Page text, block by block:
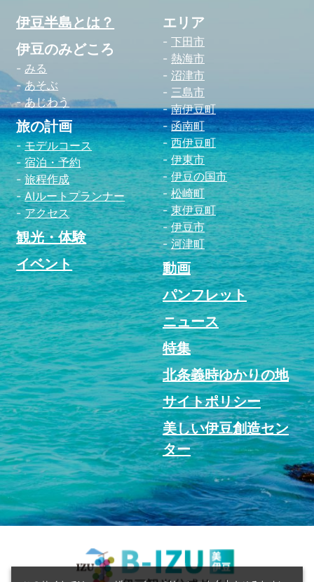
伊豆半島とは？
伊豆のみどころ
みる
あそぶ
あじわう
旅の計画
モデルコース
宿泊・予約
旅程作成
AIルートプランナー
アクセス
観光・体験
イベント
エリア
下田市
熱海市
沼津市
三島市
南伊豆町
函南町
西伊豆町
伊東市
伊豆の国市
松崎町
東伊豆町
伊豆市
河津町
動画
パンフレット
ニュース
特集
北条義時ゆかりの地
サイトポリシー
美しい伊豆創造セン
ター